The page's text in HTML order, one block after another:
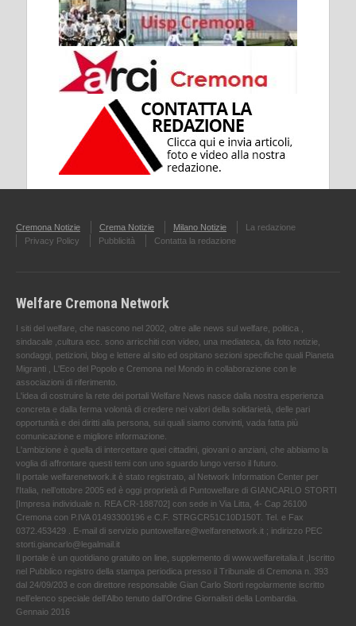
Cremona Notizie Crema Notizie Milano Notizie
La redazione
Privacy Policy
Pubblicità Contatta la redazione
Welfare Cremona Network
I siti del welfare, che nascono nel 2002, oltre alle news sul welfare, politica ,
sindacale ,cultura ecc. sono arricchiti con video, una mediateca, da foto notizie,
sondaggi, petizioni, blog e lettere al sito ed ospitano sezioni specifiche quali Pianeta
Migranti , L'Eco del Popolo e Cremona nel Mondo in collaborazione con le
associazioni di riferimento.
L'idea di costruire la rete dei portali Welfare News nasce dalla nostra esperienza
concreta e dalla ferma volontà di credere nei valori della solidarietà, delle pari
opportunità e dei diritti alla persona, sui quali siamo convinti, vada fatta più
comunicazione e migliore informazione.
L'ambizione è quella di intercettare quei cittadini, giovani o anziani, che abbiamo la
voglia di affrontare questi temi con uno sguardo lungo verso il futuro.
Il portale welfarenetwork.it è stato registrato, al Network Information Center per
l'Italia, nell’ottobre 2005 ed è oggi proprietà di Puntowelfare di GIANCARLO STORTI
[Impresa individuale n. REA CR-188702] con sede in Via Litta, 4- Cap 26100
Cremona con P.IVA 01493300196 e C.F. STRGCR51C10D150T. Tel. e Fax
0372.453429 . E-mail di servizio puntowelfare@welfarenetwork.it ; indirizzo PEC
storti.giancarlo@legalmail.it
Il portale è un quotidiano gratuito on line, supplemento di www.welfareitalia.it ,Iscritto
nel Pubblico registro della stampa periodica presso il Tribunale di Cremona n. 393
dal 24/09/203 e con direttore responsabile Gian Carlo Storti regolarmente iscritto
nell’elenco speciale dell’Albo tenuto dall’Ordine Giornalisti della Lombardia.
Gennaio 2016